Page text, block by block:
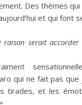
Des thèmes
et qui font
raison serait
qui ne fait pas
tirades, et les